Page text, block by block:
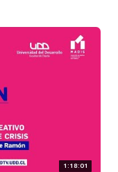
1:18:01